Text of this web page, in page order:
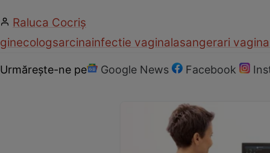
Raluca Cocriş
ginecologsarcinainfectie vaginalasangerari
Urmărește-ne pe Google News Facebook